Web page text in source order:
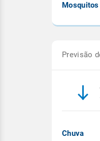
Mosquitos
Previsão
Chuva